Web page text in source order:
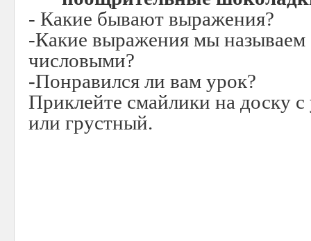
- Какие бывают выражения?
-Какие выражения мы называем
числовыми?
-Понравился ли вам урок?
Приклейте смайлики на доску
или грустный.